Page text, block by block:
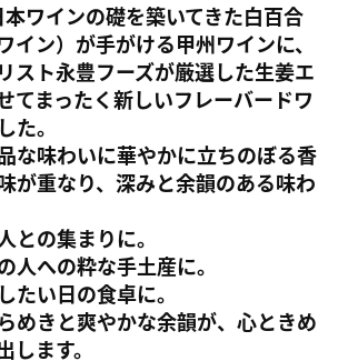
ワインの礎を築いてきた白百合
イン）が手がける甲州ワインに、
スト永豊フーズが厳選した生姜エ
てまったく新しいフレーバードワ
た。
な味わいに華やかに立ちのぼる香
が重なり、深みと余韻のある味わ
との集まりに。
人への粋な手土産に。
たい日の食卓に。
めきと爽やかな余韻が、心ときめ
します。